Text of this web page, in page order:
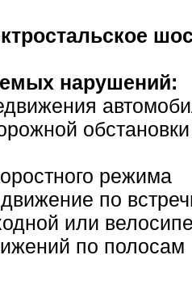
нарушений:
обстановки
режима
по
или
по полосам